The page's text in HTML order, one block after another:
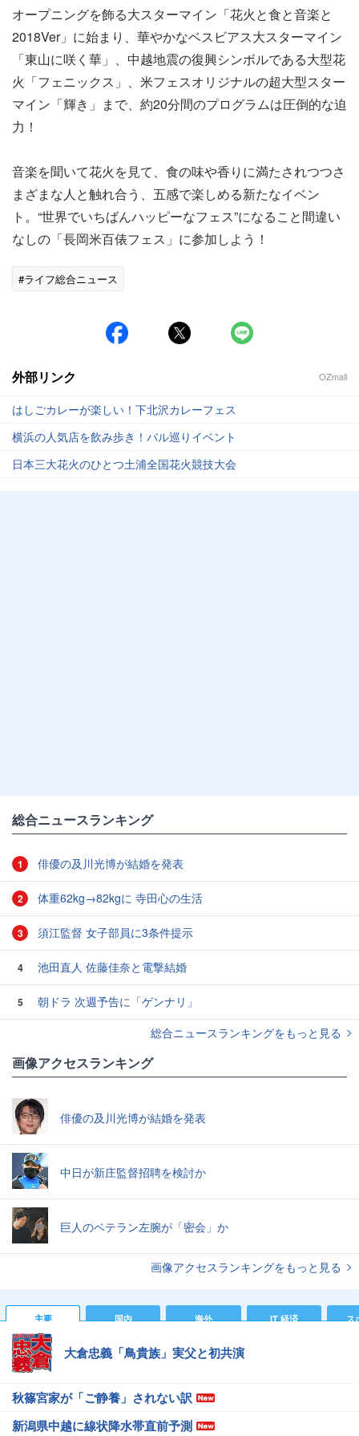
オープニングを飾る大スターマイン「花火と食と音楽と
2018Ver」に始まり、華やかなベスビアス大スターマイン
「東山に咲く華」、中越地震の復興シンボルである大型花
火「フェニックス」、米フェスオリジナルの超大型スター
マイン「輝き」まで、約20分間のプログラムは圧倒的な迫
力！
音楽を聞いて花火を見て、食の味や香りに満たされつつさ
まざまな人と触れ合う、五感で楽しめる新たなイベン
ト。“世界でいちばんハッピーなフェス”になること間違い
なしの「長岡米百俵フェス」に参加しよう！
#ライフ総合ニュース
外部リンク OZmall
はしごカレーが楽しい！下北沢カレーフェス
横浜の人気店を飲み歩き！バル巡りイベント
日本三大花火のひとつ土浦全国花火競技大会
総合ニュースランキング
1 俳優の及川光博が結婚を発表
2 体重62kg→82kgに 寺田心の生活
3 須江監督 女子部員に3条件提示
4 池田直人 佐藤佳奈と電撃結婚
5
朝ドラ 次週予告に「ゲンナリ」
総合ニュースランキングをもっと見る
画像アクセスランキング
俳優の及川光博が結婚を発表
中日が新庄監督招聘を検討か
巨人のベテラン左腕が「密会」か
画像アクセスランキングをもっと見る
主要 国内 海外 IT 経済 ス
大倉忠義「鳥貴族」実父と初共演
秋篠宮家が「ご静養」されない訳
新潟県中越に線状降水帯直前予測